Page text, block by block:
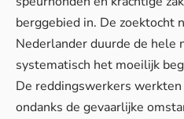
berggebied in. De zoektocht
Nederlander duurde de hele
systematisch het moeilijk
De reddingswerkers
ondanks de gevaarlijke